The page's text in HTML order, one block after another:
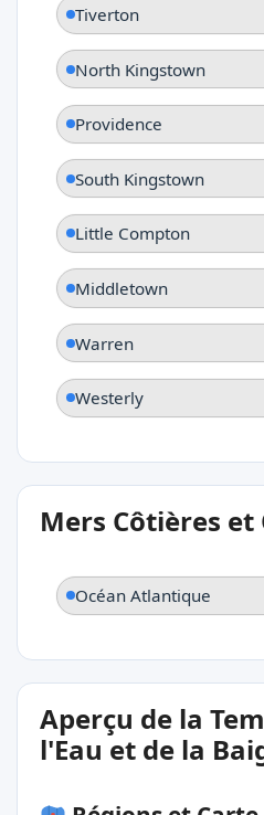
Tiverton
North Kingstown
Providence
South Kingstown
Little Compton
Middletown
Warren
Westerly
Mers Côtières et
Océan Atlantique
Aperçu de la
l'Eau et de la